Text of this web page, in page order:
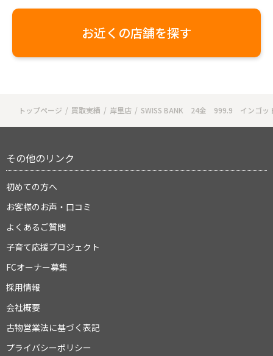
お近くの店舗を探す
トップページ 買取実績 岸里店 SWISS BANK 24金 999.9 インゴッ
その他のリンク
初めての方へ
お客様のお声・口コミ
よくあるご質問
子育て応援プロジェクト
FCオーナー募集
採用情報
会社概要
古物営業法に基づく表記
プライバシーポリシー